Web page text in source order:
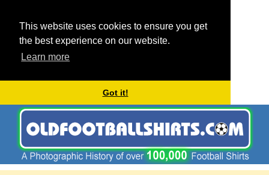
This website uses cookies to ensure you get
the best experience on our website.
Learn more
Got it!